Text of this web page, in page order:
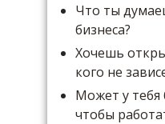
Что ты
бизнеса?
Хочешь
кого не
Может у
чтобы